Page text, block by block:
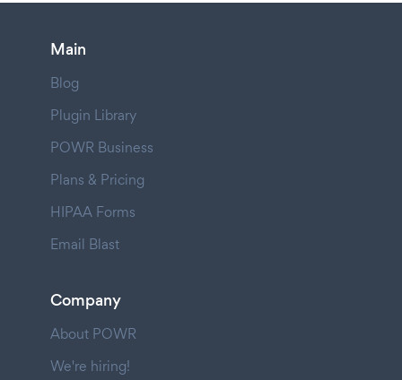
Main
Blog
Plugin Library
POWR Business
Plans & Pricing
HIPAA Forms
Email Blast
Company
About POWR
We're hiring!